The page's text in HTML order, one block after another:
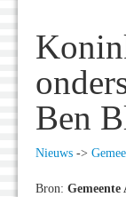
Ben
Nieuws ->
Bron: Gemeente